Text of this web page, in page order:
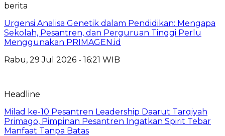
berita
Urgensi Analisa Genetik dalam Pendidikan: Mengapa
Sekolah, Pesantren, dan Perguruan Tinggi Perlu
Menggunakan PRIMAGEN.id
Rabu, 29 Jul 2026 - 16:21 WIB
Headline
Milad ke-10 Pesantren Leadership Daarut Tarqiyah
Primago, Pimpinan Pesantren Ingatkan Spirit Tebar
Manfaat Tanpa Batas